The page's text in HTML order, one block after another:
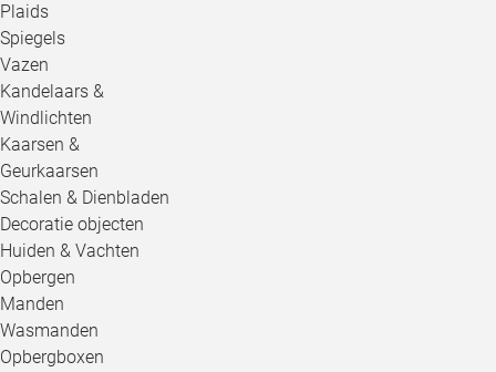
Plaids
Spiegels
Vazen
Kandelaars &
Windlichten
Kaarsen &
Geurkaarsen
Schalen & Dienbladen
Decoratie objecten
Huiden & Vachten
Opbergen
Manden
Wasmanden
Opbergboxen